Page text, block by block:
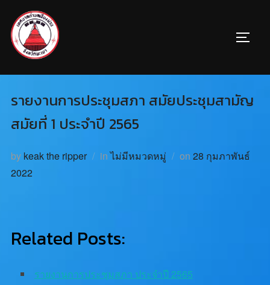
รายงานการประชุมสภา สมัยประชุมสามัญ
สมัยที่ 1 ประจำปี 2565
by keak the ripper inไม่มีหมวดหมู่ on 28 กุมภาพันธ์
2022
Related Posts:
รายงานการประชุมสภา ประจำปี 2565